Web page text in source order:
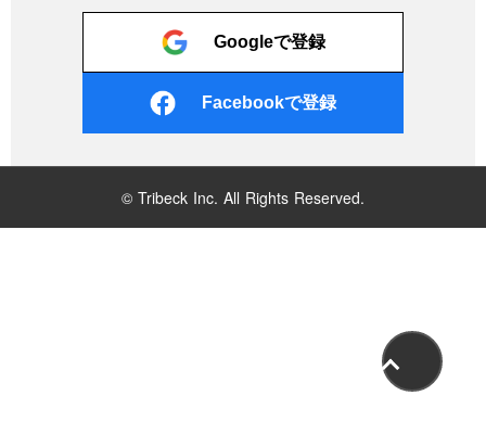
Googleで登録
Facebookで登録
© Tribeck Inc. All Rights Reserved.